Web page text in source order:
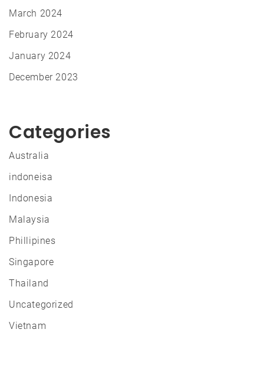
March 2024
February 2024
January 2024
December 2023
Categories
Australia
indoneisa
Indonesia
Malaysia
Phillipines
Singapore
Thailand
Uncategorized
Vietnam